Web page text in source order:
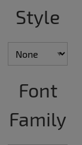
Style
Font
Family